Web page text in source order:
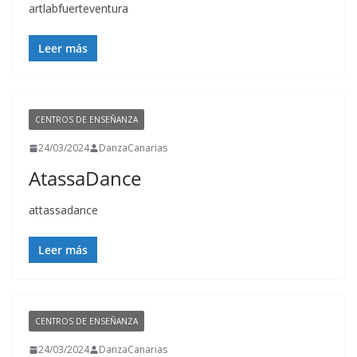
artlabfuerteventura
Leer más
CENTROS DE ENSEÑANZA
24/03/2024 DanzaCanarias
AtassaDance
attassadance
Leer más
CENTROS DE ENSEÑANZA
24/03/2024 DanzaCanarias